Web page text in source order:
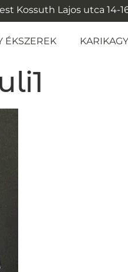
Kossuth Lajos utca 14-
ÉKSZEREK